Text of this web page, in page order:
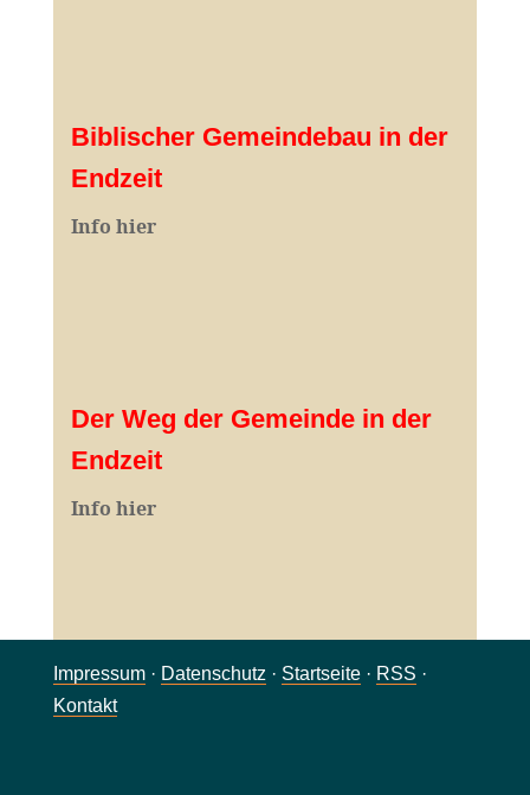
Biblischer Gemeindebau in der
Endzeit
Info hier
Der Weg der Gemeinde in der
Endzeit
Info hier
Impressum· Datenschutz · Startseite· RSS ·
Kontakt